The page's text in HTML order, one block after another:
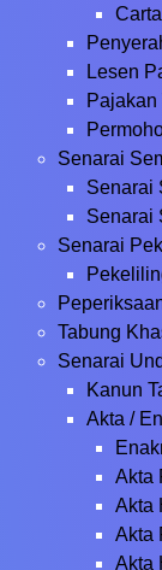
Lesen
Pajakan
Senarai
Senarai
Senarai
Senarai
Tabung
Senarai
Kanun
Akta /
Akta
Akta
Akta
Akta